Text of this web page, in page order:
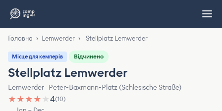
Головна › Lemwerder › Stellplatz Lemwerder
Місце для кемперів Відчинено
Stellplatz Lemwerder
Lemwerder · Peter-Baxmann-Platz (Schlesische Straße)
★ ★ ★ ★ ★4(10)